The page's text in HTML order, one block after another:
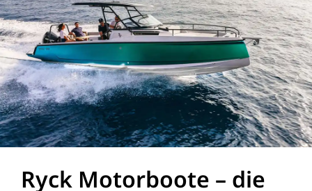
Ryck Motorboote – die